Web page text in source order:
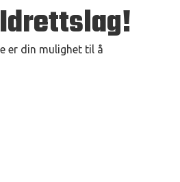
er din mulighet til å